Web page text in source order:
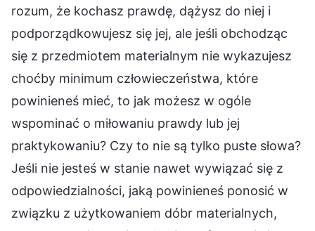
rozum, że kochasz prawdę, dążysz do niej i
podporządkowujesz się jej, ale jeśli obchodząc
się z przedmiotem materialnym nie wykazujesz
choćby minimum człowieczeństwa, które
powinieneś mieć, to jak możesz w ogóle
wspominać o miłowaniu prawdy lub jej
praktykowaniu? Czy to nie są tylko puste słowa?
Jeśli nie jesteś w stanie nawet wywiązać się z
odpowiedzialności, jaką powinieneś ponosić w
związku z użytkowaniem dóbr materialnych,